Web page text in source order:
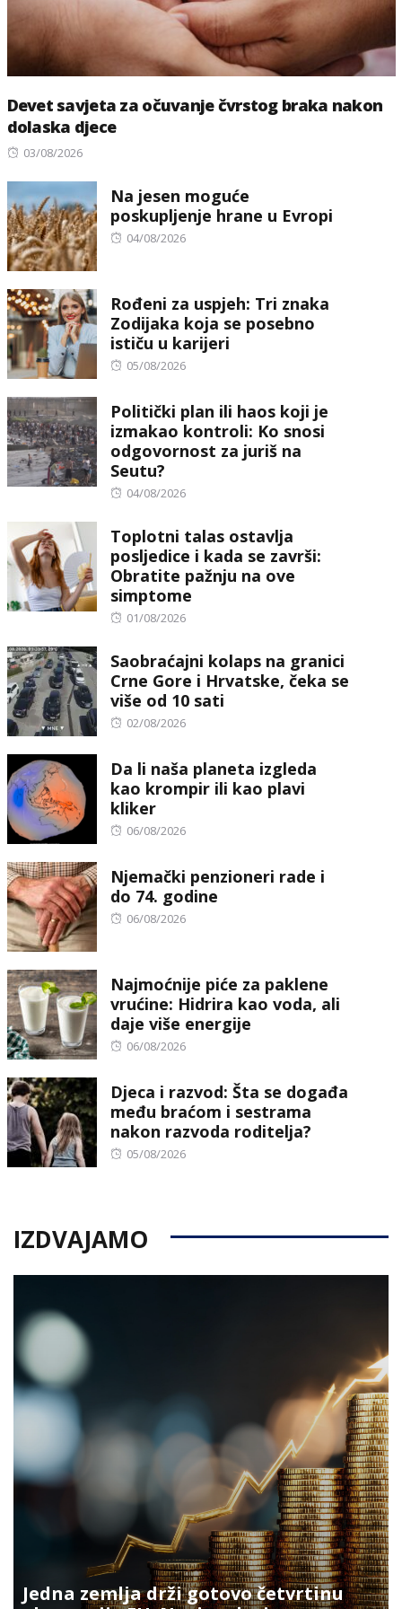
Devet savjeta za očuvanje čvrstog braka nakon
dolaska djece
Posted
03/08/2026
Na jesen moguće
poskupljenje hrane u Evropi
Posted
04/08/2026
Rođeni za uspjeh: Tri znaka
Zodijaka koja se posebno
ističu u karijeri
Posted
05/08/2026
Politički plan ili haos koji je
izmakao kontroli: Ko snosi
odgovornost za juriš na
Seutu?
Posted
04/08/2026
Toplotni talas ostavlja
posljedice i kada se završi:
Obratite pažnju na ove
simptome
Posted
01/08/2026
Saobraćajni kolaps na granici
Crne Gore i Hrvatske, čeka se
više od 10 sati
Posted
02/08/2026
Da li naša planeta izgleda
kao krompir ili kao plavi
kliker
Posted
06/08/2026
Njemački penzioneri rade i
do 74. godine
Posted
06/08/2026
Najmoćnije piće za paklene
vrućine: Hidrira kao voda, ali
daje više energije
Posted
06/08/2026
Djeca i razvod: Šta se događa
među braćom i sestrama
nakon razvoda roditelja?
Posted
05/08/2026
IZDVAJAMO
Jedna zemlja drži gotovo četvrtinu